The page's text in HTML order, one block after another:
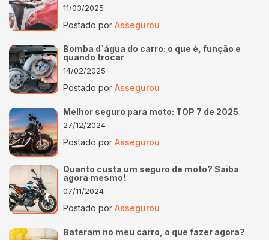
11/03/2025
Postado por Assegurou
Bomba d`água do carro: o que é, função e
quando trocar
14/02/2025
Postado por Assegurou
Melhor seguro para moto: TOP 7 de 2025
27/12/2024
Postado por Assegurou
Quanto custa um seguro de moto? Saiba
agora mesmo!
07/11/2024
Postado por Assegurou
Bateram no meu carro, o que fazer agora?